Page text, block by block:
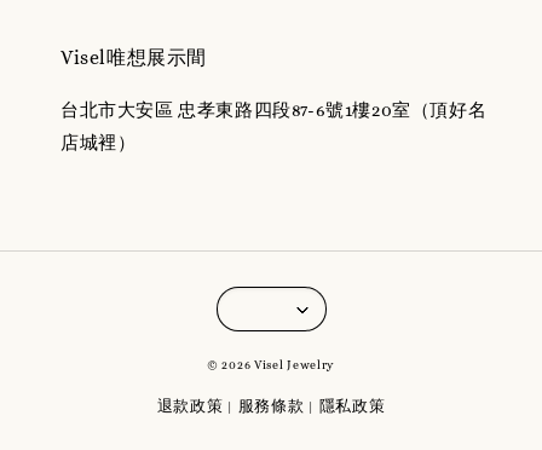
Visel唯想展示間
台北市大安區 忠孝東路四段87-6號1樓20室（頂好名
店城裡）
© 2026 Visel Jewelry
退款政策 服務條款 隱私政策